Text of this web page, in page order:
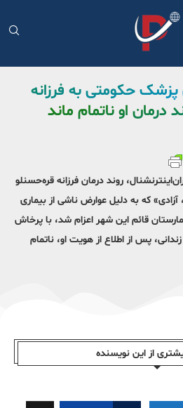
حکومتی به فرزانه
درمان او ناتمام ماند
روند درمان فرزانه قره‌حسنلو
که به دلیل عوارض ناشی از بیماری
قائم این شهر اعزام شد، با پرخاش
پس از اطلاع از هویت او، ناتمام
از این نویسندە